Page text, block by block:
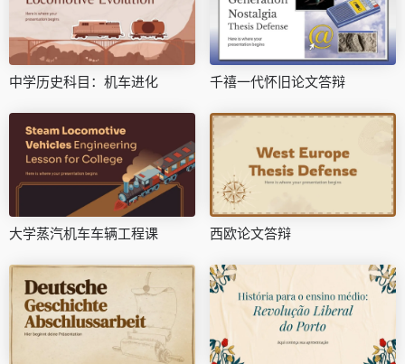
中学历史科目：机车进化 千禧一代怀旧论文答辩
大学蒸汽机车车辆工程课 西欧论文答辩